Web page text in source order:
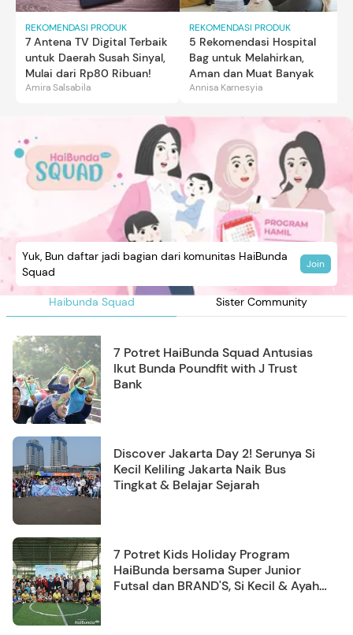
REKOMENDASI PRODUK
7 Antena TV Digital Terbaik
untuk Daerah Susah Sinyal,
Mulai dari Rp80 Ribuan!
Amira Salsabila
REKOMENDASI PRODUK
5 Rekomendasi Hospital
Bag untuk Melahirkan,
Aman dan Muat Banyak
Annisa Karnesyia
Haibunda Squad Sister Community
Yuk, Bun daftar jadi bagian dari komunitas HaiBunda
Squad
Join
7 Potret HaiBunda Squad Antusias
Ikut Bunda Poundfit with J Trust
Bank
Discover Jakarta Day 2! Serunya Si
Kecil Keliling Jakarta Naik Bus
Tingkat & Belajar Sejarah
7 Potret Kids Holiday Program
HaiBunda bersama Super Junior
Futsal dan BRAND'S, Si Kecil & Ayah